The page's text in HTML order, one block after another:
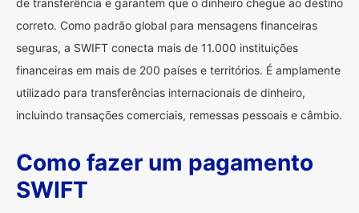
de transferência e garantem que o dinheiro chegue ao destino
correto. Como padrão global para mensagens financeiras
seguras, a SWIFT conecta mais de 11.000 instituições
financeiras em mais de 200 países e territórios. É amplamente
utilizado para transferências internacionais de dinheiro,
incluindo transações comerciais, remessas pessoais e câmbio.
Como fazer um pagamento
SWIFT